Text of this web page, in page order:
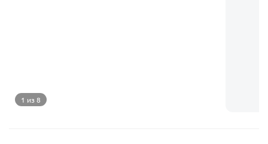
1 из 8